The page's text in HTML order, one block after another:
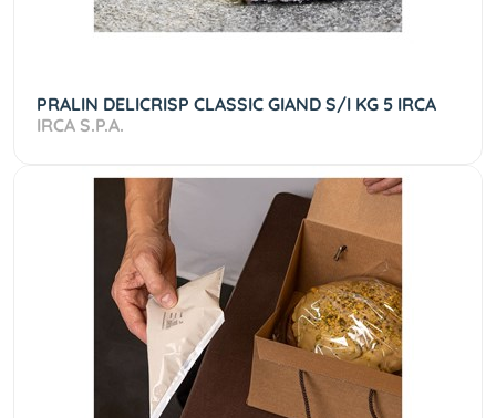
PRALIN DELICRISP CLASSIC GIAND S/I KG 5 IRCA
IRCA S.P.A.